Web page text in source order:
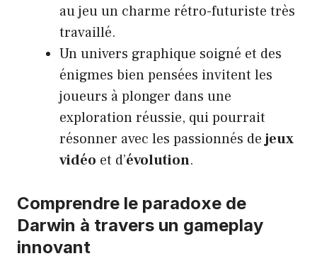
au jeu un charme rétro-futuriste très
travaillé.
Un univers graphique soigné et des
énigmes bien pensées invitent les
joueurs à plonger dans une
exploration réussie, qui pourrait
résonner avec les passionnés dejeux
vidéo et d’évolution.
Comprendre le paradoxe de
Darwin à travers un gameplay
innovant